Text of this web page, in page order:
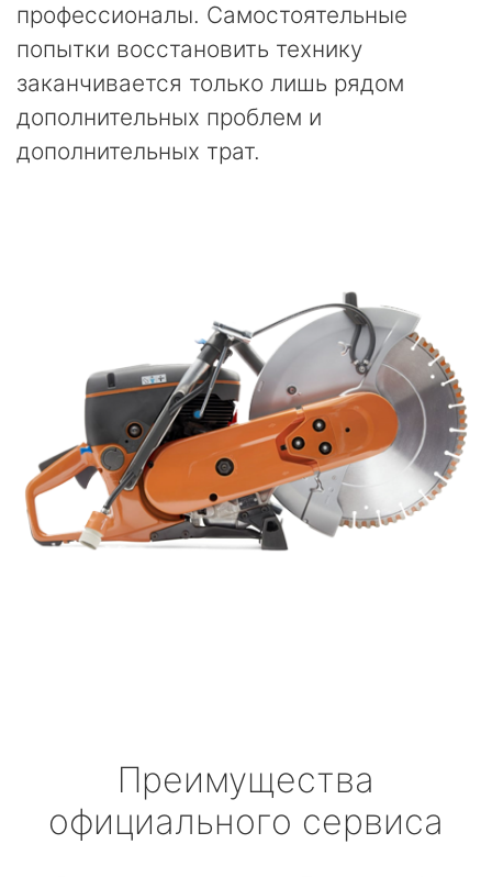
профессионалы. Самостоятельные
попытки восстановить технику
заканчивается только лишь рядом
дополнительных проблем и
дополнительных трат.
Преимущества
официального сервиса